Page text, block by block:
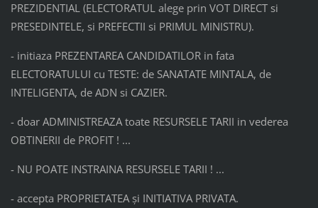
PREZIDENTIAL (ELECTORATUL alege prin VOT DIRECT si
PRESEDINTELE, si PREFECTII si PRIMUL MINISTRU).
- initiaza PREZENTAREA CANDIDATILOR in fata
ELECTORATULUI cu TESTE: de SANATATE MINTALA, de
INTELIGENTA, de ADN si CAZIER.
- doar ADMINISTREAZA toate RESURSELE TARII in vederea
OBTINERII de PROFIT ! ...
- NU POATE INSTRAINA RESURSELE TARII ! ...
- accepta PROPRIETATEA şi INITIATIVA PRIVATA.